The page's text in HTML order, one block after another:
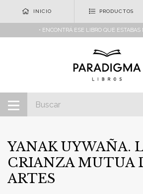
INICIO PRODUCTOS
• ENCONTRÁ ESE LIBRO QUE ESTABAS
YANAK UYWAÑA.
CRIANZA MUTUA
ARTES